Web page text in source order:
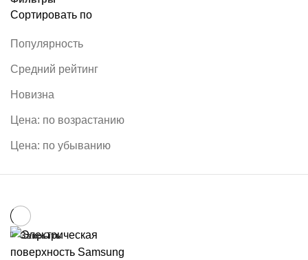
Сортировать по
Популярность
Средний рейтинг
Новизна
Цена: по возрастанию
Цена: по убыванию
Закрыть